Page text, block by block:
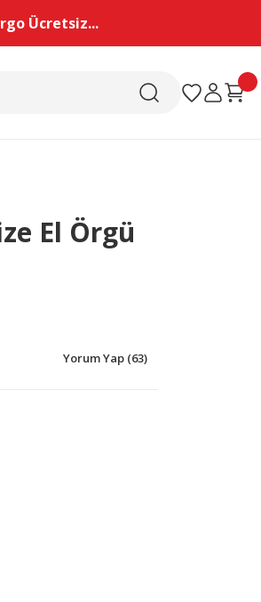
Ücretsiz...
El Örgü
Yorum Yap (63)